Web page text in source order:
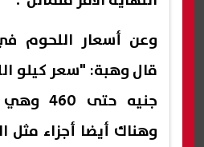
وعن أسعار اللحوم
جنيه حتى
وهناك أيضا أجزاء